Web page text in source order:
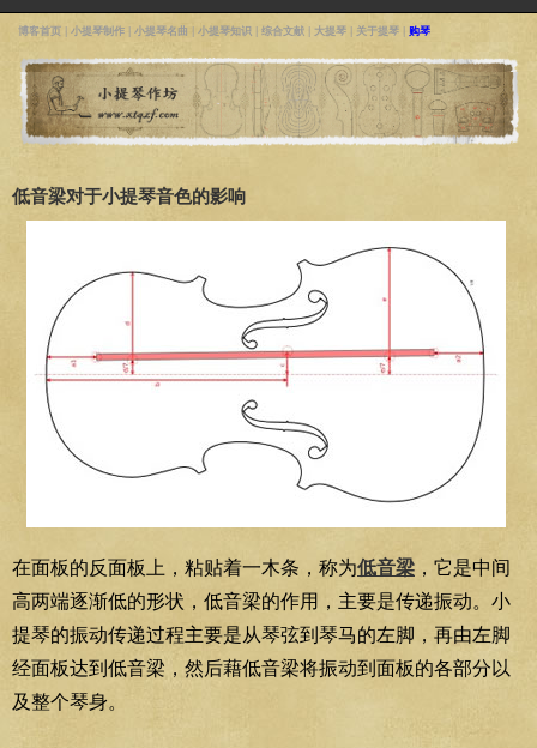
博客首页 小提琴制作 小提琴名曲 小提琴知识 综合文献 大提琴 关于提琴 购琴
低音梁对于小提琴音色的影响
在面板的反面板上，粘贴着一木条，称为低音梁 ，它是中间
高两端逐渐低的形状，低音梁的作用，主要是传递振动。小
提琴的振动传递过程主要是从琴弦到琴马的左脚，再由左脚
经面板达到低音梁，然后藉低音梁将振动到面板的各部分以
及整个琴身。